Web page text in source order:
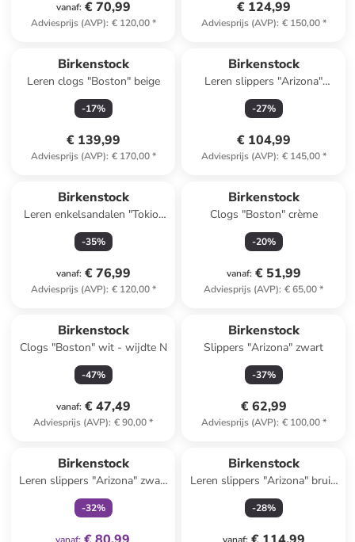
vanaf: € 70,99
Adviesprijs (AVP): € 120,00*
€ 124,99
Adviesprijs (AVP): € 150,00*
Birkenstock
Leren clogs "Boston" beige
-17%
€ 139,99
Adviesprijs (AVP): € 170,00*
Birkenstock
Leren slippers "Arizona"
lichtbruin
-27%
€ 104,99
Adviesprijs (AVP): € 145,00*
Birkenstock
Leren enkelsandalen "Tokio"
donkerblauw - wijdte S
-35%
vanaf: € 76,99
Adviesprijs (AVP): € 120,00*
Birkenstock
Clogs "Boston" crème
-20%
vanaf: € 51,99
Adviesprijs (AVP): € 65,00*
Birkenstock
Clogs "Boston" wit - wijdte N
-47%
vanaf: € 47,49
Adviesprijs (AVP): € 90,00*
Birkenstock
Slippers "Arizona" zwart
-37%
€ 62,99
Adviesprijs (AVP): € 100,00*
Birkenstock
Leren slippers "Arizona" zwart
- wijdte S
-32%
Birkenstock
Leren slippers "Arizona" bruin
- wijdte S
-28%